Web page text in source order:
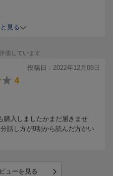
方で
ケーションが
見る
価しています
投稿日：2022年12月08日
4
購入しましたかまだ届きませ
話し方が9割から読んだ方かい
ューを見る